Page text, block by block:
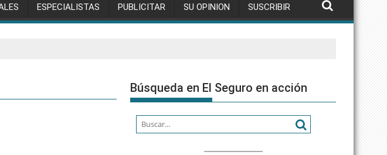
ESPECIALISTAS PUBLICITAR SU OPINION SUSCRIBIR
Búsqueda en El Seguro en acción